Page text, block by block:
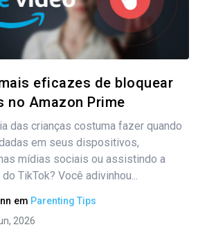
eficazes de bloquear
no Amazon Prime
das crianças costuma fazer quando
em seus dispositivos,
mídias sociais ou assistindo a
TikTok? Você adivinhou...
em Parenting Tips
2026